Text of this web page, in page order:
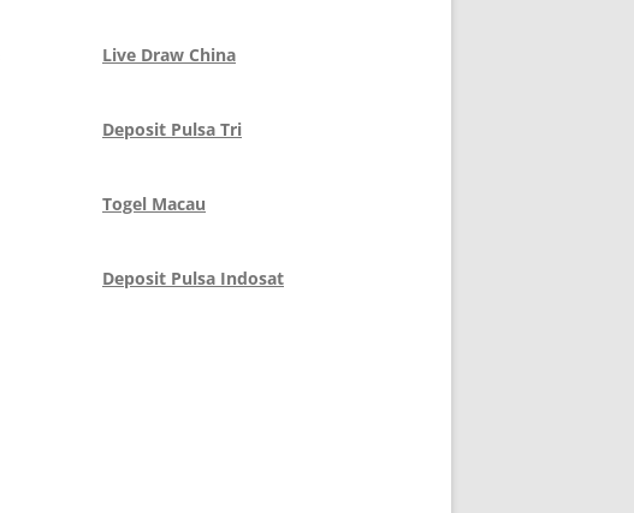
Live Draw China
Deposit Pulsa Tri
Togel Macau
Deposit Pulsa Indosat